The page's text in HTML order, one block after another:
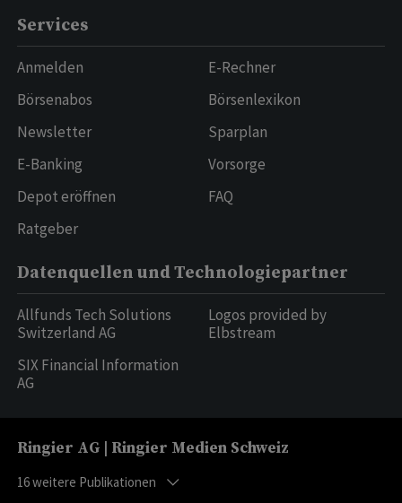
Services
Anmelden
Börsenabos
Newsletter
E-Banking
Depot eröffnen
Ratgeber
E-Rechner
Börsenlexikon
Sparplan
Vorsorge
FAQ
Datenquellen und Technologiepartner
Allfunds Tech Solutions
Switzerland AG
SIX Financial Information
AG
Logos provided by
Elbstream
Ringier AG | Ringier Medien Schweiz
16weitere Publikationen